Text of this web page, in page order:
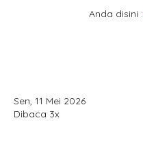
Anda disini :
Sen, 11 Mei 2026
Dibaca 3x